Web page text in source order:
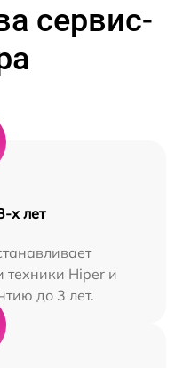
сервис-
х лет
техники Hiper и
до 3 лет.